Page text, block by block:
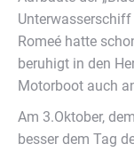
Romeé hatte
beruhigt in den
Motorboot auch
Am 3.Oktober,
besser dem Tag